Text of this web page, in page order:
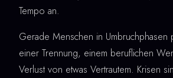
Tempo an.
Gerade Menschen in Umbruchphasen
einer Trennung, einem beruflichen
Verlust von etwas Vertrautem. Krisen